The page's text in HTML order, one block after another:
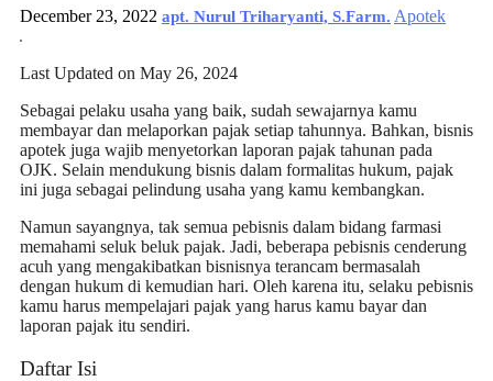
December 23, 2022 apt. Nurul Triharyanti, S.Farm. Apotek
Last Updated on May 26, 2024
Sebagai pelaku usaha yang baik, sudah sewajarnya kamu
membayar dan melaporkan pajak setiap tahunnya. Bahkan, bisnis
apotek juga wajib menyetorkan laporan pajak tahunan pada
OJK. Selain mendukung bisnis dalam formalitas hukum, pajak
ini juga sebagai pelindung usaha yang kamu kembangkan.
Namun sayangnya, tak semua pebisnis dalam bidang farmasi
memahami seluk beluk pajak. Jadi, beberapa pebisnis cenderung
acuh yang mengakibatkan bisnisnya terancam bermasalah
dengan hukum di kemudian hari. Oleh karena itu, selaku pebisnis
kamu harus mempelajari pajak yang harus kamu bayar dan
laporan pajak itu sendiri.
Daftar Isi